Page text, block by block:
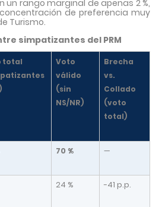
un rango marginal de apenas 2 %,
de preferencia muy
Turismo.
simpatizantes del PRM
total
Voto
válido
(sin
NS/NR)
Brecha
vs.
Collado
(voto
total)
70 % —
24 % -41 p.p.